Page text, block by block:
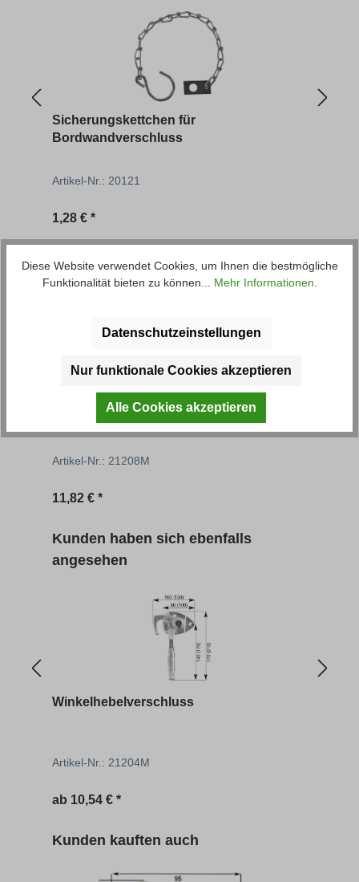
Sicherungskettchen für
Bordwandverschluss
Artikel-Nr.: 20121
Regulärer Preis:
1,28 € *
passende Artikel
Winkelhebelverschluss
Artikel-Nr.: 21208M
11,82 € *
Produktgalerie überspringen
Kunden haben sich ebenfalls
angesehen
Winkelhebelverschluss
Artikel-Nr.: 21204M
Regulärer Preis:
ab 10,54 € *
Produktgalerie überspringen
Kunden kauften auch
Diese Website verwendet Cookies, um Ihnen die bestmögliche
Funktionalität bieten zu können... Mehr Informationen
Datenschutzeinstellungen
Nur funktionale Cookies akzeptieren
Alle Cookies akzeptieren